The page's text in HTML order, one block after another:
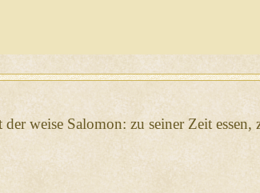
der weise Salomon: zu seiner Zeit